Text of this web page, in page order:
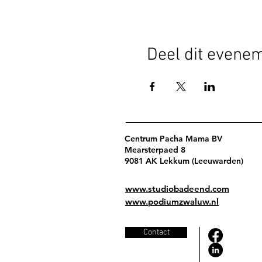
Deel dit
Centrum Pacha Mama BV
Mearsterpaed 8
9081 AK Lekkum (Leeuwarden)
www.studiobadeend.com
www.podiumzwaluw.nl
Contact